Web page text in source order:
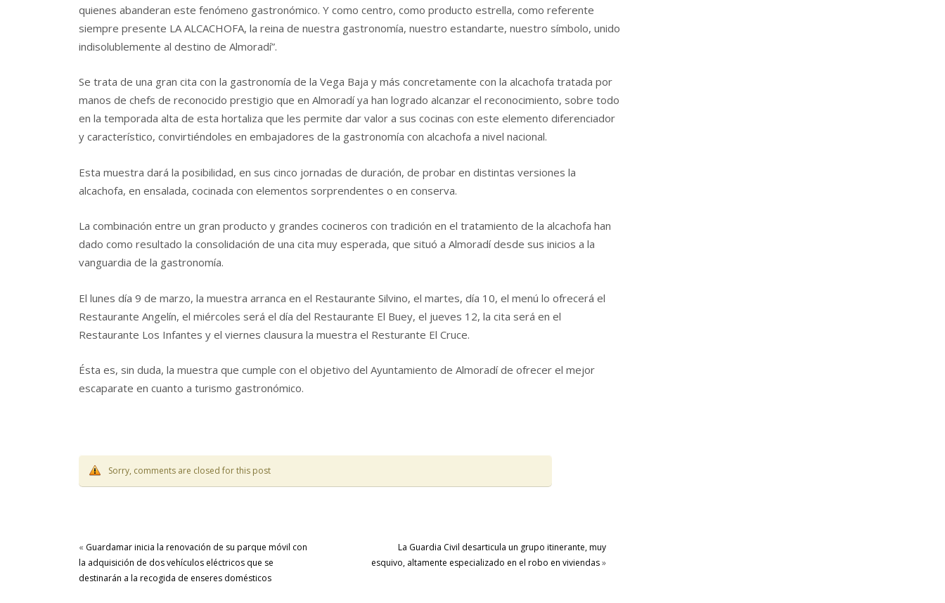
quienes abanderan este fenómeno gastronómico. Y como centro, como producto estrella, como referente
siempre presente LA ALCACHOFA, la reina de nuestra gastronomía, nuestro estandarte, nuestro símbolo, unido
indisolublemente al destino de Almoradí”.
Se trata de una gran cita con la gastronomía de la Vega Baja y más concretamente con la alcachofa tratada por
manos de chefs de reconocido prestigio que en Almoradí ya han logrado alcanzar el reconocimiento, sobre todo
en la temporada alta de esta hortaliza que les permite dar valor a sus cocinas con este elemento diferenciador
y característico, convirtiéndoles en embajadores de la gastronomía con alcachofa a nivel nacional.
Esta muestra dará la posibilidad, en sus cinco jornadas de duración, de probar en distintas versiones la
alcachofa, en ensalada, cocinada con elementos sorprendentes o en conserva.
La combinación entre un gran producto y grandes cocineros con tradición en el tratamiento de la alcachofa han
dado como resultado la consolidación de una cita muy esperada, que situó a Almoradí desde sus inicios a la
vanguardia de la gastronomía.
El lunes día 9 de marzo, la muestra arranca en el Restaurante Silvino, el martes, día 10, el menú lo ofrecerá el
Restaurante Angelín, el miércoles será el día del Restaurante El Buey, el jueves 12, la cita será en el
Restaurante Los Infantes y el viernes clausura la muestra el Resturante El Cruce.
Ésta es, sin duda, la muestra que cumple con el objetivo del Ayuntamiento de Almoradí de ofrecer el mejor
escaparate en cuanto a turismo gastronómico.
Sorry, comments are closed for this post
« Guardamar inicia la renovación de su parque móvil con
la adquisición de dos vehículos eléctricos que se
destinarán a la recogida de enseres domésticos
La Guardia Civil desarticula un grupo itinerante, muy
esquivo, altamente especializado en el robo en viviendas»